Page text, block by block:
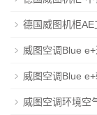
德国威图机柜AE
威图空调Blue
威图空调Blue
威图空调环境空